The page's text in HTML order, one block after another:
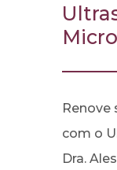
Renove
com o
Dra.